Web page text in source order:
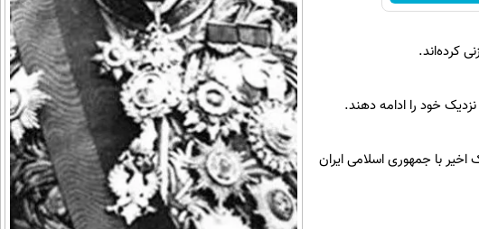
کرده‌اند.
خود را ادامه دهند.
با جمهوری اسلامی ایران